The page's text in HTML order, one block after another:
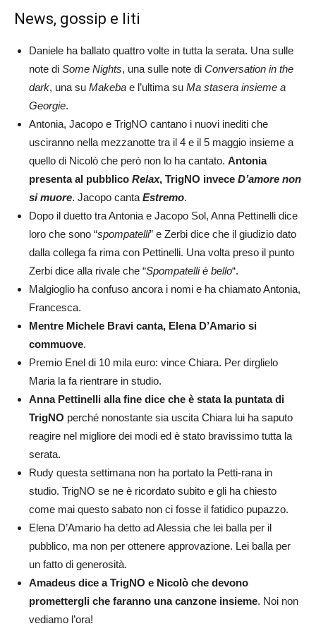
News, gossip e liti
Daniele ha ballato quattro volte in tutta la serata. Una sulle
note di Some Nights, una sulle note di Conversation in the
dark, una su Makeba e l’ultima su Ma stasera insieme a
Georgie.
Antonia, Jacopo e TrigNO cantano i nuovi inediti che
usciranno nella mezzanotte tra il 4 e il 5 maggio insieme a
quello di Nicolò che però non lo ha cantato. Antonia
presenta al pubblico Relax, TrigNO invece D’amore non
si muore. Jacopo canta Estremo.
Dopo il duetto tra Antonia e Jacopo Sol, Anna Pettinelli dice
loro che sono “spompatelli” e Zerbi dice che il giudizio dato
dalla collega fa rima con Pettinelli. Una volta preso il punto
Zerbi dice alla rivale che “Spompatelli è bello“.
Malgioglio ha confuso ancora i nomi e ha chiamato Antonia,
Francesca.
Mentre Michele Bravi canta, Elena D’Amario si
commuove.
Premio Enel di 10 mila euro: vince Chiara. Per dirglielo
Maria la fa rientrare in studio.
Anna Pettinelli alla fine dice che è stata la puntata di
TrigNO perché nonostante sia uscita Chiara lui ha saputo
reagire nel migliore dei modi ed è stato bravissimo tutta la
serata.
Rudy questa settimana non ha portato la Petti-rana in
studio. TrigNO se ne è ricordato subito e gli ha chiesto
come mai questo sabato non ci fosse il fatidico pupazzo.
Elena D’Amario ha detto ad Alessia che lei balla per il
pubblico, ma non per ottenere approvazione. Lei balla per
un fatto di generosità.
Amadeus dice a TrigNO e Nicolò che devono
promettergli che faranno una canzone insieme. Noi non
vediamo l’ora!